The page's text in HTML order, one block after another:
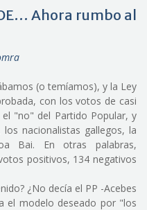
Ahora rumbo al
(o temíamos), y la Ley
con los votos de casi
"no" del Partido Popular, y
nacionalistas gallegos, la
Bai. En otras palabras,
positivos, 134 negativos
¿No decía el PP -Acebes
el modelo deseado por "los